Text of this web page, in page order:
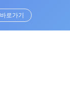
바로가기